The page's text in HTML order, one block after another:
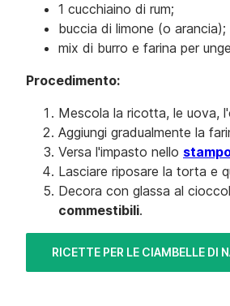
1 cucchiaino di rum;
buccia di limone (o arancia);
mix di burro e farina per
Procedimento:
Mescola la ricotta, le uova,
Aggiungi gradualmente la
Versa l'impasto nello
Lasciare riposare la torta e
Decora con glassa al
commestibili.
RICETTE PER LE CIAMBELLE DI